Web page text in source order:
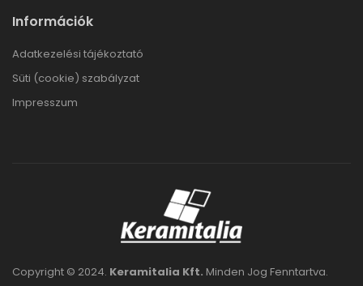
Információk
Adatkezelési tájékoztató
Süti (cookie) szabályzat
Impresszum
Copyright © 2024. Keramitalia Kft. Minden Jog Fenntartva.